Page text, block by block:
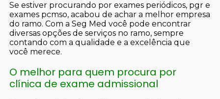
Se estiver procurando por exames periódicos, pgr e
exames pcmso, acabou de achar a melhor empresa
do ramo. Com a Seg Med você pode encontrar
diversas opções de serviços no ramo, sempre
contando com a qualidade e a excelência que
você merece.
O melhor para quem procura por
clínica de exame admissional